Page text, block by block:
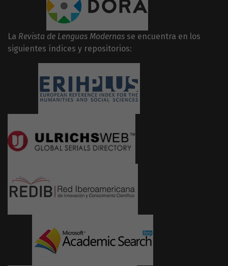
La Revista de Lenguas Modernas se encuentra en los
siguientes índices y repositorios: